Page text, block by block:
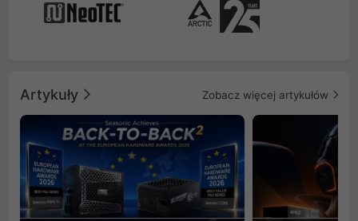
Artykuły Zobacz więcej artykułów